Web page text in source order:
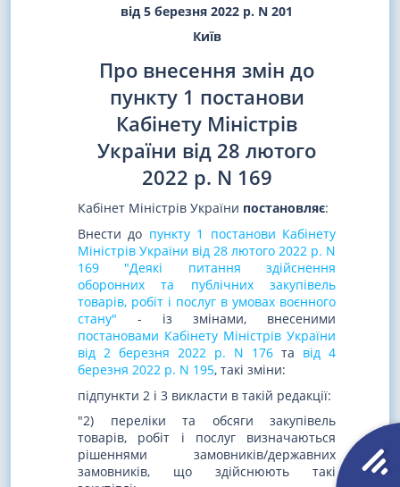
від 5 березня 2022 р. N 201
Київ
Про внесення змін до
пункту 1 постанови
Кабінету Міністрів
України від 28 лютого
2022 р. N 169
Кабінет Міністрів України постановляє:
Внести до пункту 1 постанови Кабінету
Міністрів України від 28 лютого 2022 р. N
169 "Деякі питання здійснення
оборонних та публічних закупівель
товарів, робіт і послуг в умовах воєнного
стану" - із змінами, внесеними
постановами Кабінету Міністрів України
від 2 березня 2022 р. N 176 та від 4
березня 2022 р. N 195, такі зміни:
підпункти 2 і 3 викласти в такій редакції:
"2) переліки та обсяги закупівель
товарів, робіт і послуг визначаються
рішеннями замовників/державних
замовників, що здійснюють такі